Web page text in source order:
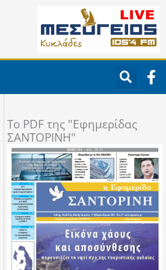
F
a
c
o
k
-
f
To PDF της "Εφημερίδας
ΣΑΝΤΟΡΙΝΗ"